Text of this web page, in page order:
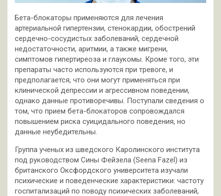
Бета-блокаторы применяются для лечения
артериальной гипертензии, стенокардии, обострений
сердечно-сосудистых заболеваний, сердечной
недостаточности, аритмии, а также мигрени,
симптомов гипертиреоза и глаукомы. Кроме того, эти
препараты часто используются при тревоге, и
предполагается, что они могут применяться при
клинической депрессии и агрессивном поведении,
однако данные противоречивы. Поступали сведения о
том, что прием бета-блокаторов сопровождался
повышением риска суицидального поведения, но
данные неубедительны.
Группа ученых из шведского Каролинского института
под руководством Сины Фейзела (Seena Fazel) из
британского Оксфордского университета изучали
психические и поведенческие характеристики: частоту
госпитализаций по поводу психических заболеваний,